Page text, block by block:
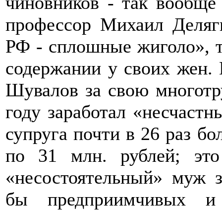
профессор Михаил
РФ - сплошные жиголо»,
содержании у своих жен.
Шувалов за свою
году заработал
супруга почти в 26 раз
по 31 млн. рублей;
«несостоятельный» муж
бы